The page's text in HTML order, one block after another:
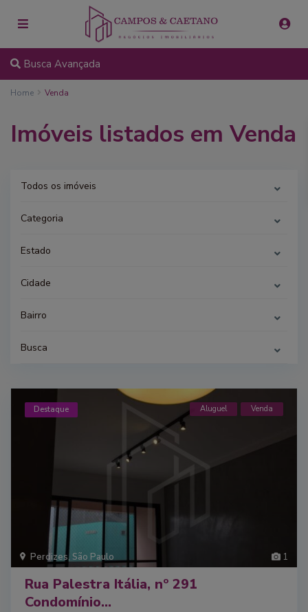
Busca Avançada
Home Venda
Imóveis listados em Venda
Todos os imóveis
Categoria
Estado
Cidade
Bairro
Busca
1
Perdizes, São Paulo
Destaque Aluguel Venda
Rua Palestra Itália, nº 291
Condomínio...